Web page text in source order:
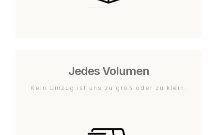
Jedes Volumen
Kein Umzug ist uns zu groß oder zu klein.